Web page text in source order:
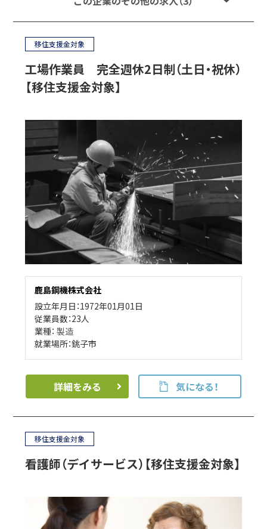
移住支援金対象
工場作業員 完全週休2日制（土日・祝休）
【移住支援金対象】
鹿島鋼機株式会社
設立年月日：1972年01月01日
従業員数：23人
業種：製造
就業場所：銚子市
詳細をみる 気になる！
移住支援金対象
看護師（デイサービス）【移住支援金対象】